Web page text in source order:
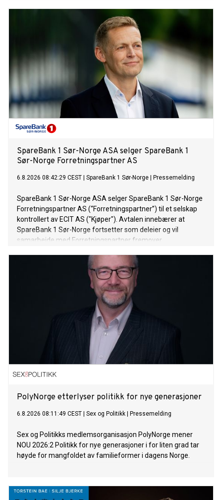
SpareBank 1 Sør-Norge ASA selger SpareBank 1
Sør-Norge Forretningspartner AS
6.8.2026 08:42:29 CEST SpareBank 1 Sør-Norge Pressemelding
SpareBank 1 Sør-Norge ASA selger SpareBank 1 Sør-Norge
Forretningspartner AS (“Forretningspartner”) til et selskap
kontrollert av ECIT AS ("Kjøper"). Avtalen innebærer at
SpareBank 1 Sør-Norge fortsetter som deleier og vil
samarbeide med Forretningspartner fremover.
PolyNorge etterlyser politikk for nye generasjoner
6.8.2026 08:11:49 CEST Sex og Politikk Pressemelding
Sex og Politikks medlemsorganisasjon PolyNorge mener
NOU 2026:2 Politikk for nye generasjoner i for liten grad tar
høyde for mangfoldet av familieformer i dagens Norge.